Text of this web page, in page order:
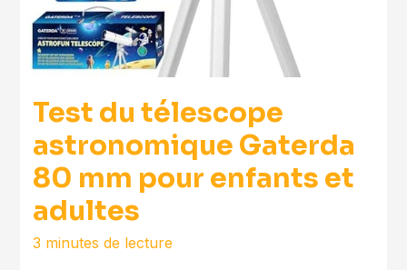
Test du télescope
astronomique Gaterda
80 mm pour enfants et
adultes
3 minutes de lecture